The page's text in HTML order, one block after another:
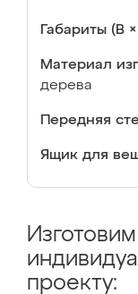
Габариты (В
Материал
дерева
Передняя
Ящик для
проекту: